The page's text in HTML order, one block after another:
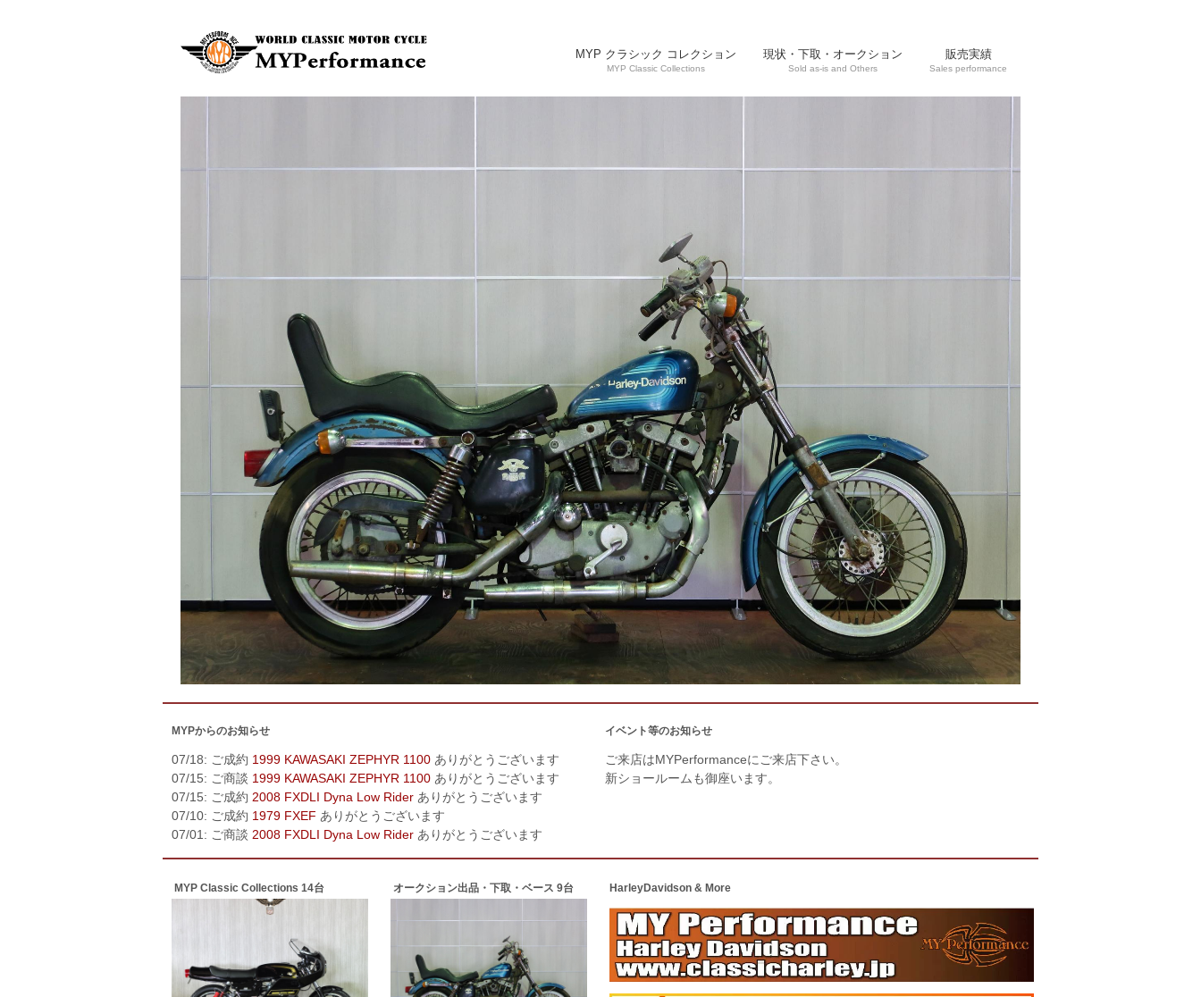
MYP クラシック コレクション
MYP Classic Collections
現状・下取・オークション
Sold as-is and Others
販売実績
Sales performance
MYPからのお知らせ
07/18: ご成約 1999 KAWASAKI ZEPHYR 1100 ありがとうございます
07/15: ご商談 1999 KAWASAKI ZEPHYR 1100 ありがとうございます
07/15: ご成約 2008 FXDLI Dyna Low Rider ありがとうございます
07/10: ご成約 1979 FXEF ありがとうございます
07/01: ご商談 2008 FXDLI Dyna Low Rider ありがとうございます
イベント等のお知らせ
ご来店はMYPerformanceにご来店下さい。
新ショールームも御座います。
MYP Classic Collections 14台 オークション出品・下取・ベース 9台 HarleyDavidson & More